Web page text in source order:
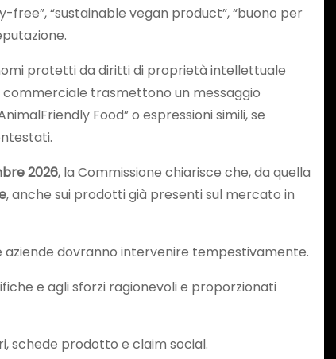
free”, “sustainable vegan product”, “buono per
protetti da diritti di proprietà intellettuale
trasmettono un messaggio
Food” o espressioni simili, se
2026, la Commissione chiarisce che, da quella
, anche sui prodotti già presenti sul mercato in
dovranno intervenire tempestivamente.
e agli sforzi ragionevoli e proporzionati
schede prodotto e claim social.